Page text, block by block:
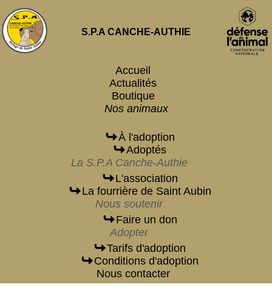
S.P.A CANCHE-AUTHIE
Accueil
Actualités
Boutique
Nos animaux
À l'adoption
Adoptés
La S.P.A Canche-Authie
L'association
La fourrière de Saint Aubin
Nous soutenir
Faire un don
Adopter
Tarifs d'adoption
Conditions d'adoption
Nous contacter